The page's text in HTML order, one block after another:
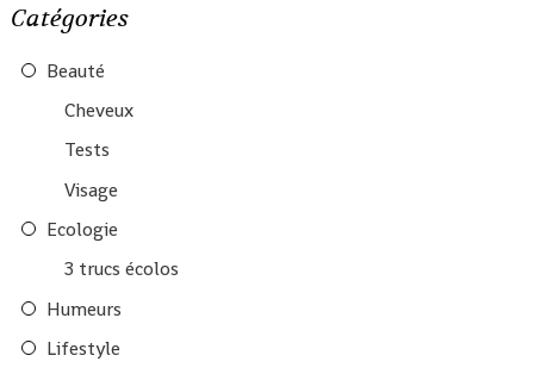
Catégories
Beauté
Cheveux
Tests
Visage
Ecologie
3 trucs écolos
Humeurs
Lifestyle